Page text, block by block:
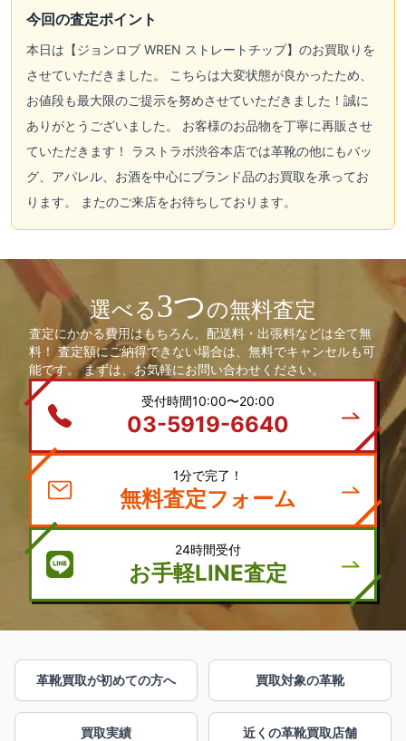
今回の査定ポイント
本日は【ジョンロブ WREN ストレートチップ】のお買取りを
させていただきました。 こちらは大変状態が良かったため、
お値段も最大限のご提示を努めさせていただきました！誠に
ありがとうございました。 お客様のお品物を丁寧に再販させ
ていただきます！ ラストラボ渋谷本店では革靴の他にもバッ
グ、アパレル、お酒を中心にブランド品のお買取を承ってお
ります。 またのご来店をお待ちしております。
選べる3つの無料査定
査定にかかる費用はもちろん、配送料・出張料などは全て無
料！ 査定額にご納得できない場合は、無料でキャンセルも可
能です。 まずは、お気軽にお問い合わせください。
受付時間10:00〜20:00
03-5919-6640
無料査定フォーム
24時間受付
お手軽LINE査定
革靴買取が初めての方へ 買取対象の革靴
買取実績 近くの革靴買取店舗